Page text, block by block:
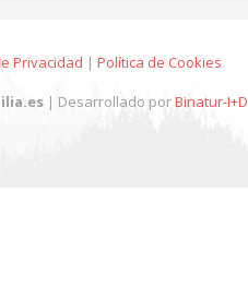
Privacidad | Política de Cookies
| Desarrollado porBinatur-I+D